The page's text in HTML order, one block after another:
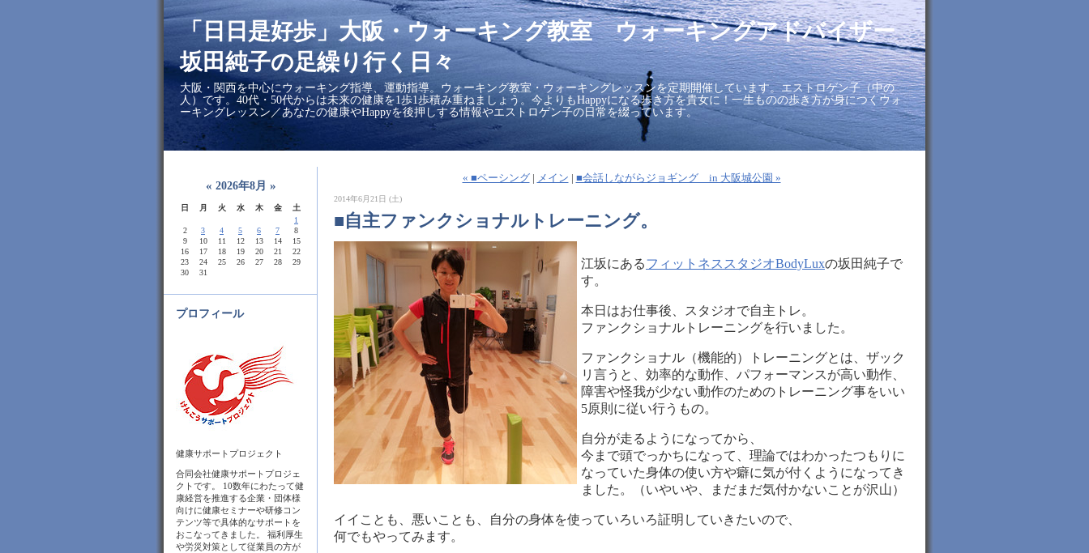
「日日是好歩」大阪・ウォーキング教室 ウォーキングアドバイザー
坂田純子の足繰り行く日々
大阪・関西を中心にウォーキング指導、運動指導。ウォーキング教室・ウォーキングレッスンを定期開催しています。エストロゲン子（中の
人）です。40代・50代からは未来の健康を1歩1歩積み重ねましょう。今よりもHappyになる歩き方を貴女に！一生ものの歩き方が身につくウォ
ーキングレッスン／あなたの健康やHappyを後押しする情報やエストロゲン子の日常を綴っています。
« 2026年8月 »
日 月 火 水 木 金
土
1
2
3 4 5 6 7
8
9
10 11 12 13 14
15
16
17 18 19 20 21
22
23
24 25 26 27 28
29
30
31
プロフィール
健康サポートプロジェクト
合同会社健康サポートプロジェ
クトです。 10数年にわたって健
康経営を推進する企業・団体様
向けに健康セミナーや研修コン
テンツ等で具体的なサポートを
おこなってきました。 福利厚生
や労災対策として従業員の方が
« ■ペーシング| メイン | ■会話しながらジョギング in 大阪城公園 »
2014年6月21日 (土)
■自主ファンクショナルトレーニング。
江坂にあるフィットネススタジオBodyLuxの坂田純子で
す。
本日はお仕事後、スタジオで自主トレ。
ファンクショナルトレーニングを行いました。
ファンクショナル（機能的）トレーニングとは、ザック
リ言うと、効率的な動作、パフォーマンスが高い動作、
障害や怪我が少ない動作のためのトレーニング事をいい
5原則に従い行うもの。
自分が走るようになってから、
今まで頭でっかちになって、理論ではわかったつもりに
なっていた身体の使い方や癖に気が付くようになってき
ました。（いやいや、まだまだ気付かないことが沢山）
イイことも、悪いことも、自分の身体を使っていろいろ証明していきたいので、
何でもやってみます。